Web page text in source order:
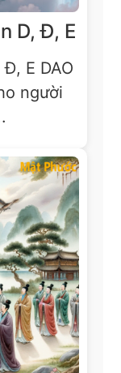
D, Đ, E
E DAO
người